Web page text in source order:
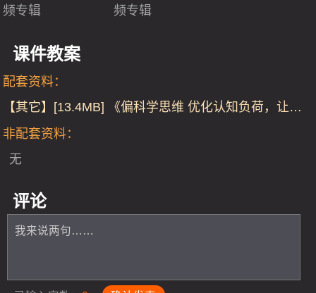
频专辑
频专辑
课件教案
配套资料：
【其它】[13.4MB] 《偏科学思维 优化认知负荷，让学
非配套资料：
无
评论